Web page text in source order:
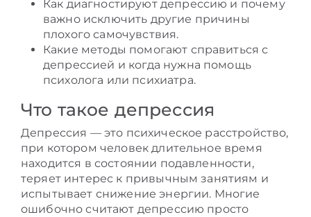
Как диагностируют депрессию и почему
важно исключить другие причины
плохого самочувствия.
Какие методы помогают справиться с
депрессией и когда нужна помощь
психолога или психиатра.
Что такое депрессия
Депрессия — это психическое расстройство,
при котором человек длительное время
находится в состоянии подавленности,
теряет интерес к привычным занятиям и
испытывает снижение энергии. Многие
ошибочно считают депрессию просто